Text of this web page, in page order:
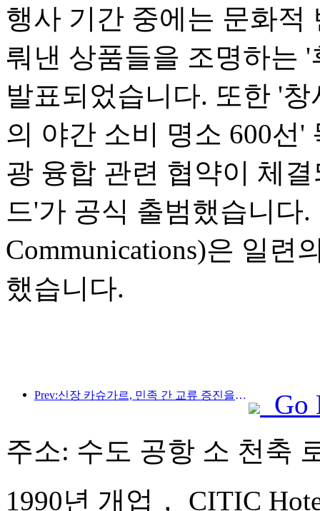
행사 기간 중에는 문화적
뤄낸 상품들을 조명하는
발표되었습니다. 또한 '
의 야간 소비 명소 600선
광 융합 관련 협약이 체
드'가 공식 출범했습니다
Communications)은 일련
했습니다.
Prev:신장 카슈가르, 민족 간 교류 증진을 위한 관광 홍보 행사 개최
Go
주소: 수도 공항 소 천축
1990년 개업， CITIC